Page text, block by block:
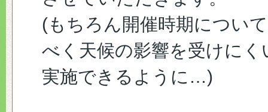
(もちろん開催時期につい
べく天候の影響を受けにく
実施できるように…)